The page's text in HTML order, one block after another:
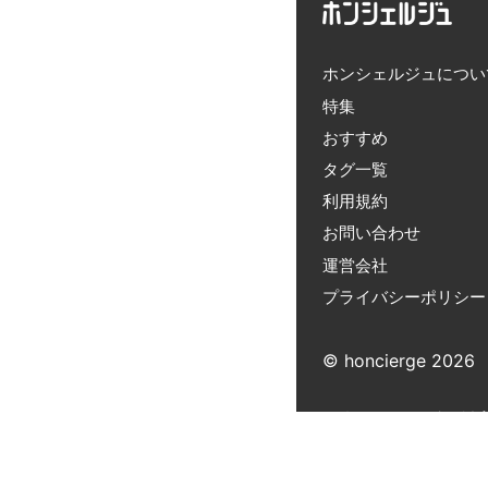
ホンシェルジュについ
特集
おすすめ
タグ一覧
利用規約
お問い合わせ
運営会社
プライバシーポリシー
© honcierge 2026
※ ホンシェルジュは